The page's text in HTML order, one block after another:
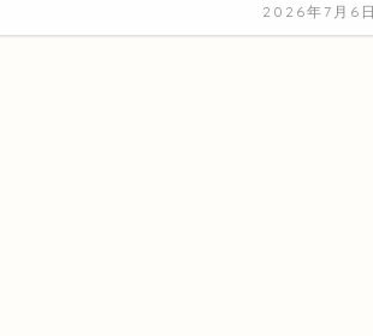
2026年7月6